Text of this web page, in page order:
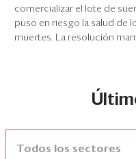
comercializar el lote de
puso en riesgo la salud de
muertes. La resolución
Todos los sectores